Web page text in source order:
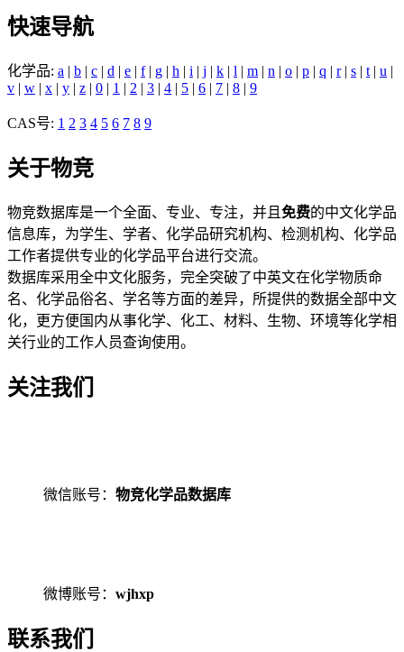
快速导航
化学品: a | b | c | d | e | f| g | h | i | j | k | l | m | n | o | p | q | r| s | t | u |
v | w | x | y | z | 0 | 1 | 2 | 3 | 4 | 5 | 6 | 7 | 8 | 9
CAS号: 1 2 3 4 5 6 7 8 9
关于物竞
物竞数据库是一个全面、专业、专注，并且 免费的中文化学品
信息库，为学生、学者、化学品研究机构、检测机构、化学品
工作者提供专业的化学品平台进行交流。
数据库采用全中文化服务，完全突破了中英文在化学物质命
名、化学品俗名、学名等方面的差异，所提供的数据全部中文
化，更方便国内从事化学、化工、材料、生物、环境等化学相
关行业的工作人员查询使用。
关注我们
微信账号： 物竞化学品数据库
微博账号： wjhxp
联系我们